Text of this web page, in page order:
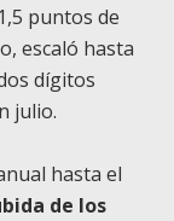
puntos de
escaló hasta
dígitos
julio.
hasta el
de los